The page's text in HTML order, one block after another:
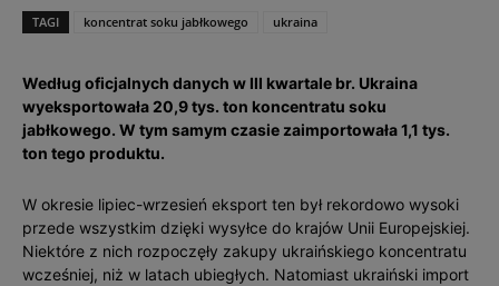
TAGI koncentrat soku jabłkowego ukraina
Według oficjalnych danych w III kwartale br. Ukraina
wyeksportowała 20,9 tys. ton koncentratu soku
jabłkowego. W tym samym czasie zaimportowała 1,1 tys.
ton tego produktu.
W okresie lipiec-wrzesień eksport ten był rekordowo wysoki
przede wszystkim dzięki wysyłce do krajów Unii Europejskiej.
Niektóre z nich rozpoczęły zakupy ukraińskiego koncentratu
wcześniej, niż w latach ubiegłych. Natomiast ukraiński import